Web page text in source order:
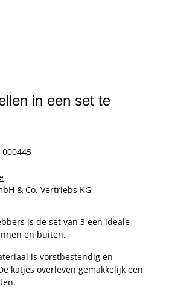
in een set te
000445
& Co. Vertriebs KG
is de set van 3 een ideale
en buiten.
is vorstbestendig en
katjes overleven gemakkelijk een